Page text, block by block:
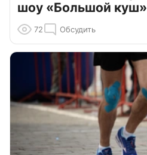
шоу «Большой куш»
72 Обсудить